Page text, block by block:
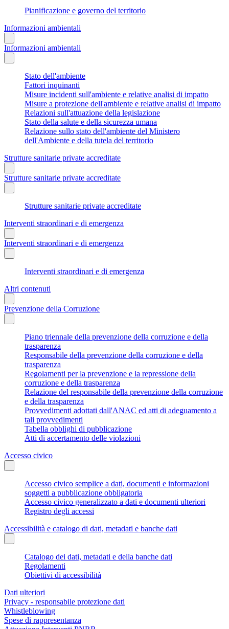
Pianificazione e governo del territorio
Informazioni ambientali
Informazioni ambientali
Stato dell'ambiente
Fattori inquinanti
Misure incidenti sull'ambiente e relative analisi di impatto
Misure a protezione dell'ambiente e relative analisi di impatto
Relazioni sull'attuazione della legislazione
Stato della salute e della sicurezza umana
Relazione sullo stato dell'ambiente del Ministero
dell'Ambiente e della tutela del territorio
Strutture sanitarie private accreditate
Strutture sanitarie private accreditate
Strutture sanitarie private accreditate
Interventi straordinari e di emergenza
Interventi straordinari e di emergenza
Interventi straordinari e di emergenza
Altri contenuti
Prevenzione della Corruzione
Piano triennale della prevenzione della corruzione e della
trasparenza
Responsabile della prevenzione della corruzione e della
trasparenza
Regolamenti per la prevenzione e la repressione della
corruzione e della trasparenza
Relazione del responsabile della prevenzione della corruzione
e della trasparenza
Provvedimenti adottati dall'ANAC ed atti di adeguamento a
tali provvedimenti
Tabella obblighi di pubblicazione
Atti di accertamento delle violazioni
Accesso civico
Accesso civico semplice a dati, documenti e informazioni
soggetti a pubblicazione obbligatoria
Accesso civico generalizzato a dati e documenti ulteriori
Registro degli accessi
Accessibilità e catalogo di dati, metadati e banche dati
Catalogo dei dati, metadati e della banche dati
Regolamenti
Obiettivi di accessibilità
Dati ulteriori
Privacy - responsabile protezione dati
Whistleblowing
Spese di rappresentanza